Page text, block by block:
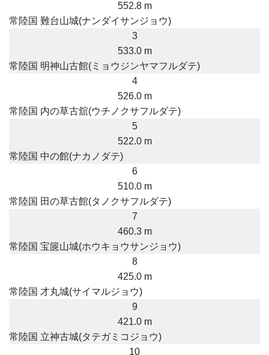
552.8 m
常陸国 難台山城(ナンダイサンジョウ)
3
533.0 m
常陸国 明神山古館(ミョウジンヤマフルダテ)
4
526.0 m
常陸国 内の草古舘(ウチノクサフルダテ)
5
522.0 m
常陸国 中の館(ナカノダテ)
6
510.0 m
常陸国 田の草古館(タノクサフルダテ)
7
460.3 m
常陸国 宝篋山城(ホウキョウサンジョウ)
8
425.0 m
常陸国 才丸城(サイマルジョウ)
9
421.0 m
常陸国 立神古城(タテガミコジョウ)
10